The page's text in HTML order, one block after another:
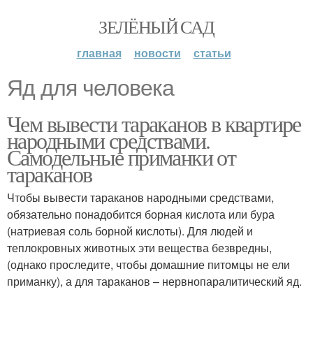
ЗЕЛЁНЫЙ САД
главная новости статьи
Яд для человека
Чем вывести тараканов в квартире
народными средствами.
Самодельные приманки от
тараканов
Чтобы вывести тараканов народными средствами,
обязательно понадобится борная кислота или бура
(натриевая соль борной кислоты). Для людей и
теплокровных животных эти вещества безвредны,
(однако проследите, чтобы домашние питомцы не ели
приманку), а для тараканов – нервнопаралитический яд.